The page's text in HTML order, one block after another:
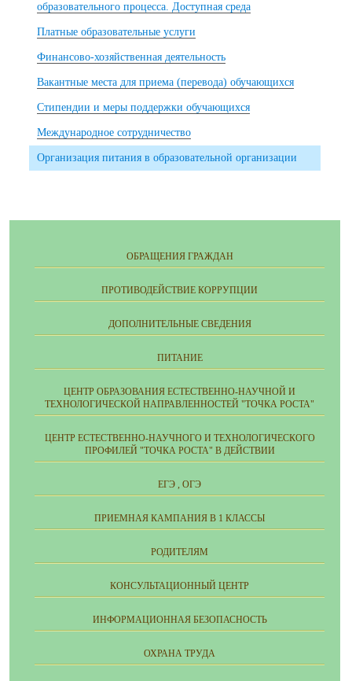
образовательного процесса. Доступная среда
Платные образовательные услуги
Финансово-хозяйственная деятельность
Вакантные места для приема (перевода) обучающихся
Стипендии и меры поддержки обучающихся
Международное сотрудничество
Организация питания в образовательной организации
ОБРАЩЕНИЯ ГРАЖДАН
ПРОТИВОДЕЙСТВИЕ КОРРУПЦИИ
ДОПОЛНИТЕЛЬНЫЕ СВЕДЕНИЯ
ПИТАНИЕ
ЦЕНТР ОБРАЗОВАНИЯ ЕСТЕСТВЕННО-НАУЧНОЙ И
ТЕХНОЛОГИЧЕСКОЙ НАПРАВЛЕННОСТЕЙ "ТОЧКА РОСТА"
ЦЕНТР ЕСТЕСТВЕННО-НАУЧНОГО И ТЕХНОЛОГИЧЕСКОГО
ПРОФИЛЕЙ "ТОЧКА РОСТА" В ДЕЙСТВИИ
ЕГЭ , ОГЭ
ПРИЕМНАЯ КАМПАНИЯ В 1 КЛАССЫ
РОДИТЕЛЯМ
КОНСУЛЬТАЦИОННЫЙ ЦЕНТР
ИНФОРМАЦИОННАЯ БЕЗОПАСНОСТЬ
ОХРАНА ТРУДА